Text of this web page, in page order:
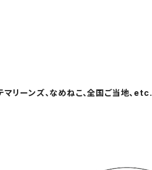
リーンズ、なめねこ、全国ご当地、etc.